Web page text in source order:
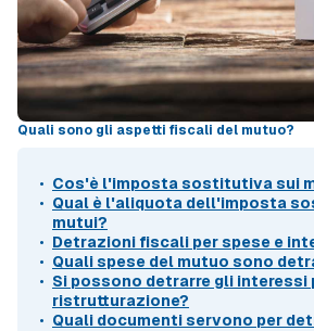
Quali sono gli aspetti fiscali del mutuo?
Cos'è l'imposta sostitutiva sui
Qual è l'aliquota dell'imposta
mutui?
Detrazioni fiscali per spese e
Quali spese del mutuo sono
Si possono detrarre gli interessi
ristrutturazione?
Quali documenti servono per